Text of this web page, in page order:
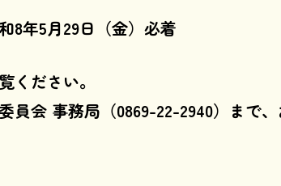
年5月29日（金）必着
ください。
員会 事務局（0869-22-2940）まで